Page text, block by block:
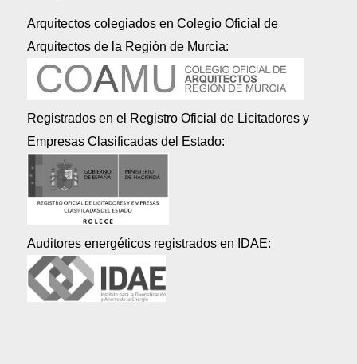
Arquitectos colegiados en Colegio Oficial de
Arquitectos de la Región de Murcia:
Registrados en el Registro Oficial de Licitadores y
Empresas Clasificadas del Estado:
Auditores energéticos registrados en IDAE: